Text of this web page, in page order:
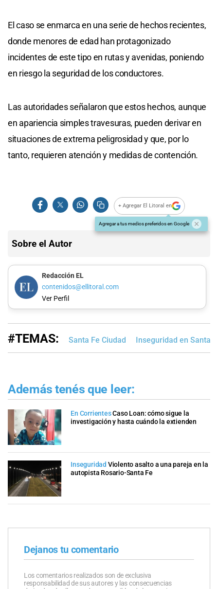
El caso se enmarca en una serie de hechos recientes,
donde menores de edad han protagonizado
incidentes de este tipo en rutas y avenidas, poniendo
en riesgo la seguridad de los conductores.
Las autoridades señalaron que estos hechos, aunque
en apariencia simples travesuras, pueden derivar en
situaciones de extrema peligrosidad y que, por lo
tanto, requieren atención y medidas de contención.
+ Agregar El Litoral en
Agregar a tus medios preferidos en Google
Sobre el Autor
Redacción EL
contenidos@ellitoral.com
Ver Perfil
#TEMAS: Santa Fe Ciudad Inseguridad en Santa
Además tenés que leer:
En CorrientesCaso Loan: cómo sigue la
investigación y hasta cuándo la extienden
Inseguridad Violento asalto a una pareja en la
autopista Rosario-Santa Fe
Dejanos tu comentario
Los comentarios realizados son de exclusiva
responsabilidad de sus autores y las consecuencias